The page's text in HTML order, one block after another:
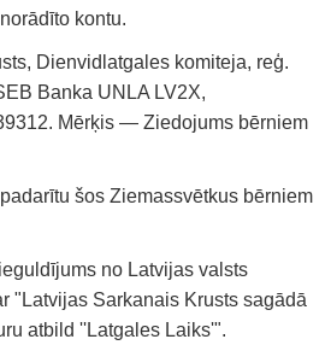
kontu.
Dienvidlatgales komiteja, reģ.
Banka UNLA LV2X,
Mērķis — Ziedojums bērniem
šos Ziemassvētkus bērniem
no Latvijas valsts
"Latvijas Sarkanais Krusts sagādā
atbild ''Latgales Laiks'".